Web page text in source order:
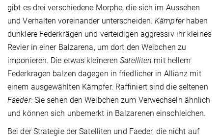
gibt es drei verschiedene Morphe, die sich im Aussehen
und Verhalten voreinander unterscheiden.Kämpfer haben
dunklere Federkrägen und verteidigen aggressiv ihr kleines
Revier in einer Balzarena, um dort den Weibchen zu
imponieren. Die etwas kleinerenSatelliten mit hellem
Federkragen balzen dagegen in friedlicher in Allianz mit
einem ausgewählten Kämpfer. Raffiniert sind die seltenen
Faeder:Sie sehen den Weibchen zum Verwechseln ähnlich
und können sich unbemerkt in Balzarenen einschleichen.
Bei der Strategie der Satelliten und Faeder, die nicht auf